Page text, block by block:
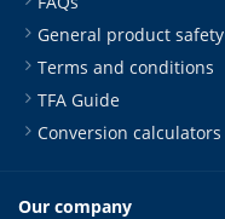
General product safety
Terms and conditions
TFA Guide
Conversion calculators
Our company